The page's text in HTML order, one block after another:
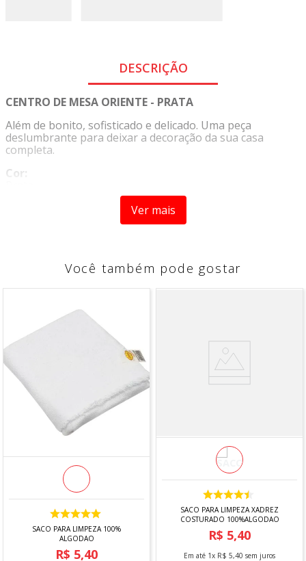
DESCRIÇÃO
CENTRO DE MESA ORIENTE - PRATA
Além de bonito, sofisticado e delicado. Uma peça
deslumbrante para deixar a decoração da sua casa
completa.
Cor:
Fornecedor:Full- Fit
Cuidados:
-Não utilizar produtos abrasíveis.
-Lavar com sabão neutro e espoja macia.
-Manter fora do alcance das crianças.
Conteúdo da Embalagem
01 CENTRO DE MESA ORIENTE
* IMAGEM MERAMENTE ILUSTRATIVA.
Ver mais
Você também pode gostar
SACO PARA LIMPEZA 100%
ALGODAO
R$ 5,40
SACO PARA LIMPEZA XADREZ
COSTURADO 100%ALGODAO
R$ 5,40
Em até 1x R$ 5,40 sem juros